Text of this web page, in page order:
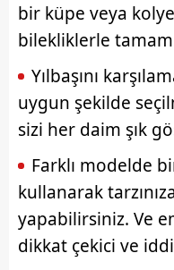
bir küpe veya
bilekliklerle
Yılbaşını
uygun şekilde
sizi her daim şık
Farklı modelde
kullanarak
yapabilirsiniz. Ve
dikkat çekici ve